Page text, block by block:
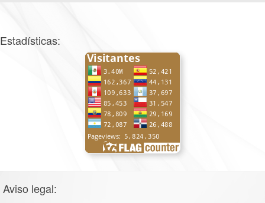
Estadísticas:
Aviso legal: